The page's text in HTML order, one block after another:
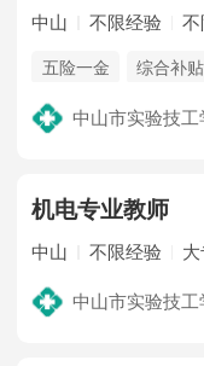
中山 不限经验
五险一金 综合补贴
中山市实验技工
机电专业教师
中山 不限经验
中山市实验技工